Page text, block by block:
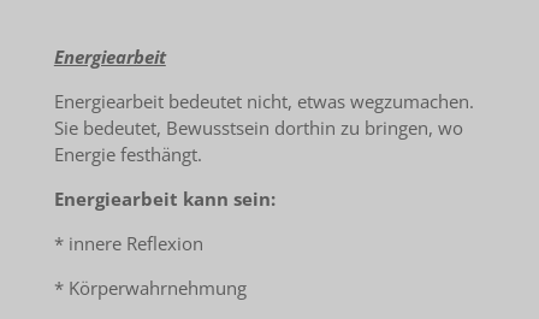
Energiearbeit
Energiearbeit bedeutet nicht, etwas wegzumachen.
Sie bedeutet, Bewusstsein dorthin zu bringen, wo
Energie festhängt.
Energiearbeit kann sein:
* innere Reflexion
* Körperwahrnehmung